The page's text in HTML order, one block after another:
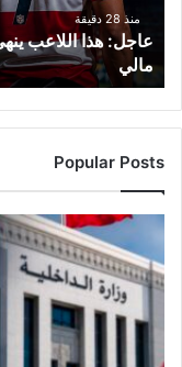
الإفريقي
بعد
خلاف
مالي
منذ 28 دقيقة
عاجل: هذا اللاعب
مالي
Popular Posts